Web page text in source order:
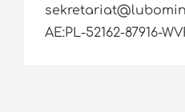
AE:PL-52162-87916-